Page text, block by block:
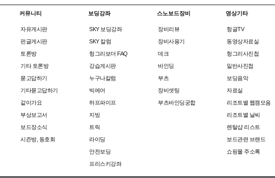
커뮤니티
자유게시판
펀글게시판
토론방
기타 토론방
묻고답하기
기타묻고답하기
같이가요
부상보고서
보드장소식
시즌방, 동호회
보딩강좌
SKY 보딩강좌
SKY 칼럼
헝그리보더 FAQ
강습게시판
누구나칼럼
빅에어
하프파이프
지빙
트릭
라이딩
안전보딩
프리스키강좌
스노보드장비
장비리뷰
장비사용기
데크
바인딩
부츠
장비셋팅
부츠바인딩궁합
영상기타
헝글TV
동영상자료실
헝그리사진첩
일반사진첩
보딩음악
자료실
리조트별 웹캠모음
리조트별 날씨
렌탈샵 리스트
보드관련 브랜드
쇼핑몰 주소록